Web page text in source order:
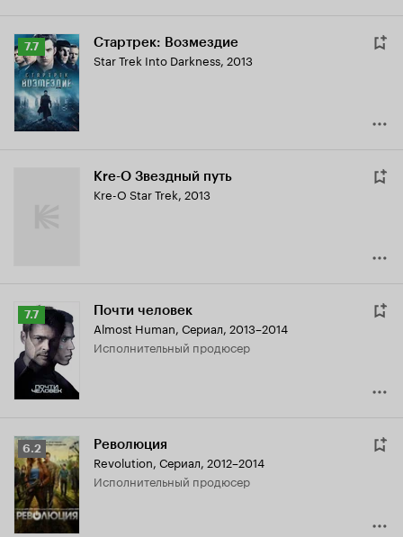
Рейтинг
Кинопоиска
7.7
7.7 Стартрек: Возмездие
Star Trek Into Darkness, 2013
Kre-O Звездный путь
Kre-O Star Trek, 2013
Рейтинг
Кинопоиска
7.7
7.7 Почти человек
Almost Human, Сериал, 2013–2014
исполнительный продюсер
Рейтинг
Кинопоиска
6.2
6.2 Революция
Revolution, Сериал, 2012–2014
исполнительный продюсер